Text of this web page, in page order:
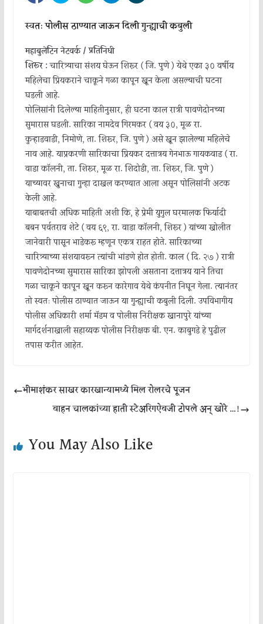
स्वतः पोलीस ठाण्यात जाऊन दिली गुन्ह्याची कबुली
महाबुलेटिन नेटवर्क / प्रतिनिधी
शिरूर :चारित्र्याचा संशय घेऊन शिरूर ( जि. पुणे ) येथे एका ३० वर्षीय
महिलेचा प्रियकराने चाकूने गळा कापून खून केला असल्याची घटना
घडली आहे.
पोलिसांनी दिलेल्या माहितीनुसार, ही घटना काल रात्री पावणेदोनच्या
सुमारास घडली. सारिका नामदेव गिरमकर ( वय ३०, मूळ रा.
कुऱ्हाडवाडी, निमोणे, ता. शिरूर, जि. पुणे ) असे खून झालेल्या महिलेचे
नाव आहे. याप्रकरणी सारिकाचा प्रियकर दत्तात्रय गेनभाऊ गायकवाड ( रा.
वाडा कॉलनी, ता. शिरूर, मूळ रा. शिंदोडी, ता. शिरूर, जि. पुणे )
याच्यावर खुनाचा गुन्हा दाखल करण्यात आला असून पोलिसांनी अटक
केली आहे.
याबाबतची अधिक माहिती अशी कि, हे प्रेमी युगुल घरमालक फिर्यादी
बबन पर्वतराव शेटे ( वय ६९, रा. वाडा कॉलनी, शिरूर ) यांच्या खोलीत
जानेवारी पासून भाडेकरू म्हणून एकत्र राहत होते. सारिकाच्या
चारित्र्याच्या संशयावरून त्यांची भांडणे होत होती. काल ( दि. २७ ) रात्री
पावणेदोनच्या सुमारास सारिका झोपली असताना दत्तात्रय याने तिचा
गळा चाकूने कापून खून करून कारेगाव येथे कंपनीत निघून गेला. त्यानंतर
तो स्वतः पोलीस ठाण्यात जाऊन या गुन्ह्याची कबुली दिली. उपविभागीय
पोलीस अधिकारी शर्मा मॅडम व पोलीस निरीक्षक खानापुरे यांच्या
मार्गदर्शनाखाली सहाय्यक पोलीस निरीक्षक बी. एन. काबुगडे हे पुढील
तपास करीत आहेत.
भीमाशंकर साखर कारखान्यामध्ये मिल रोलरचे पूजन
वाहन चालकांच्या हाती स्टेअरिंगऐवजी टोपले अन् खोरे …!
You May Also Like